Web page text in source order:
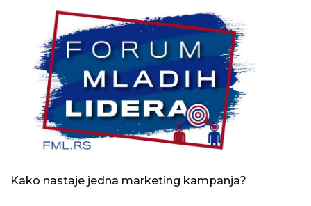
Kako nastaje jedna marketing kampanja?